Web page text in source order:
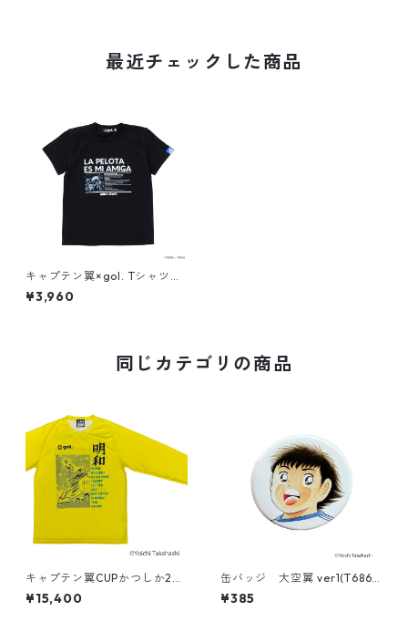
最近チェックした商品
キャプテン翼×gol. Tシャツ
[アミーガ]
¥3,960
同じカテゴリの商品
キャプテン翼CUPかつしか20
26 ＜明和FC ゴールキーパー
＞（G621-944）
¥15,400
缶バッジ 大空翼 ver1(T686-
045)
¥385